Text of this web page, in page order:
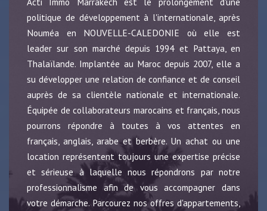
politique de développement à l'internationale, après
Nouméa en NOUVELLE-CALEDONIE où elle est
leader sur son marché depuis 1994 et Pattaya, en
Thalaïlande. Implantée au Maroc depuis 2007, elle a
su développer une relation de confiance et de conseil
auprès de sa clientèle nationale et internationale.
Équipée de collaborateurs marocains et français, nous
pourrons répondre à toutes à vos attentes en
français, anglais, arabe et berbère. Un achat ou une
location représentent toujours une expertise précise
et sérieuse à laquelle nous répondrons par notre
professionnalisme afin de vous accompagner dans
votre démarche. Parcourez nos offres d'appartements,